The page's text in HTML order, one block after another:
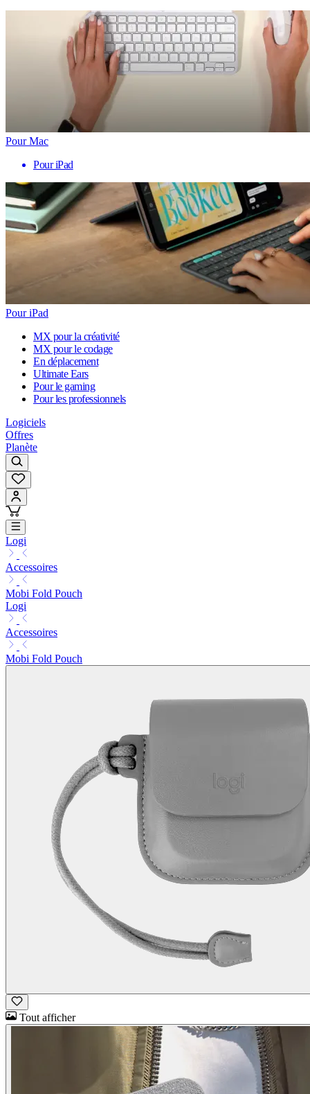
Pour Mac
Pour iPad
Pour iPad
MX pour la créativité
MX pour le codage
En déplacement
Ultimate Ears
Pour le gaming
Pour les professionnels
Logiciels
Offres
Planète
Logi
Accessoires
Mobi Fold Pouch
Logi
Accessoires
Mobi Fold Pouch
Tout afficher